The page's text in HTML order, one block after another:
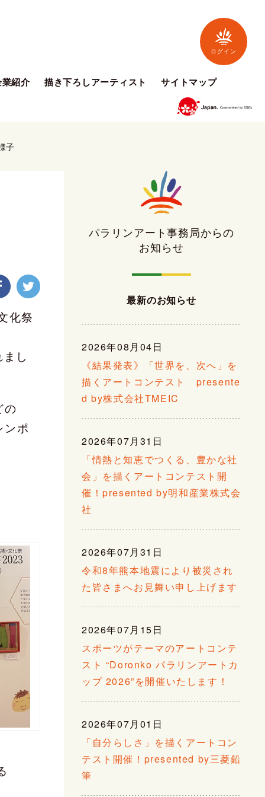
紹介 描き下ろしアーティスト サイトマップ
ログイン
子
化祭
し
の
ンポ
パラリンアート事務局からの
お知らせ
最新のお知らせ
2026年08月04日
《結果発表》「世界を、次へ」を
描くアートコンテスト presente
d by株式会社TMEIC
2026年07月31日
「情熱と知恵でつくる、豊かな社
会」を描くアートコンテスト開
催！presented by明和産業株式会
社
2026年07月31日
令和8年熊本地震により被災され
た皆さまへお見舞い申し上げます
2026年07月15日
スポーツがテーマのアートコンテ
スト “Doronko パラリンアートカ
ップ 2026”を開催いたします！
2026年07月01日
「自分らしさ」を描くアートコン
テスト開催！presented by三菱鉛
筆